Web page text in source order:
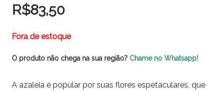
R$83,50
Fora de estoque
O produto não chega na sua região? Chame no Whatsapp!
A azaleia é popular por suas flores espetaculares, que